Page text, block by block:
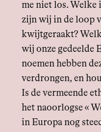
me niet los.
zijn wij in de loop
kwijtgeraakt?
wij onze gedeelde
noemen hebben
verdrongen, en
Is de vermeende
het naoorlogse «
in Europa nog